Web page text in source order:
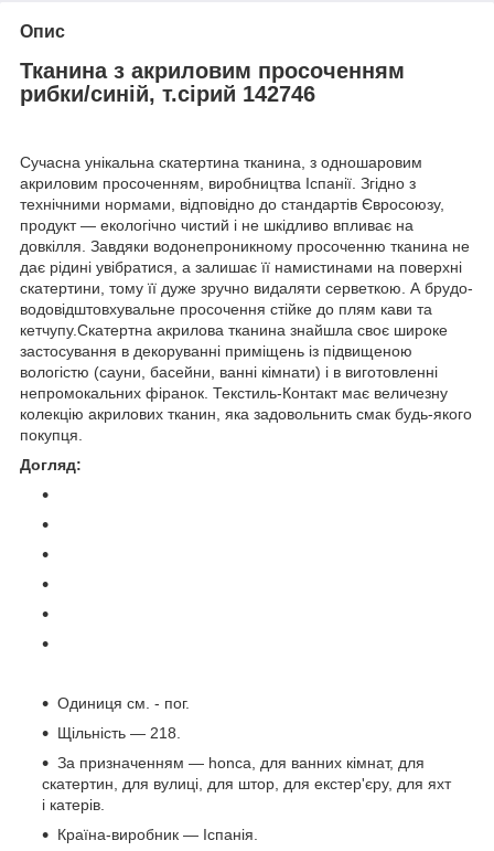
Опис
Тканина з акриловим просоченням
рибки/синій, т.сірий 142746
Сучасна унікальна скатертина тканина, з одношаровим
акриловим просоченням, виробництва Іспанії. Згідно з
технічними нормами, відповідно до стандартів Євросоюзу,
продукт — екологічно чистий і не шкідливо впливає на
довкілля. Завдяки водонепроникному просоченню тканина не
дає рідині увібратися, а залишає її намистинами на поверхні
скатертини, тому її дуже зручно видаляти серветкою. А брудо-
водовідштовхувальне просочення стійке до плям кави та
кетчупу.Скатертна акрилова тканина знайшла своє широке
застосування в декоруванні приміщень із підвищеною
вологістю (сауни, басейни, ванні кімнати) і в виготовленні
непромокальних фіранок. Текстиль-Контакт має величезну
колекцію акрилових тканин, яка задовольнить смак будь-якого
покупця.
Догляд:
Одиниця см. - пог.
Щільність — 218.
За призначенням — honca, для ванних кімнат, для
скатертин, для вулиці, для штор, для екстер'єру, для яхт
і катерів.
Країна-виробник — Іспанія.